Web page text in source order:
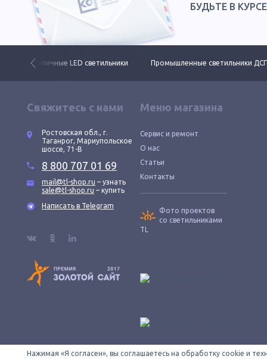
БУДЬТЕ В
Уличные LED светильники Промышленные светильники
Свяжитесь с нами
Ростовская обл., г.
Таганрог, Мариупольское
шоссе, 71-В
8 800 707 01 69
mail@tl-shop.ru – узнать
sale@tl-shop.ru – купить
Написать в Telegram
Меню магазина
Сервис и ремонт
О нас
Статьи
Контакты
Фото проектов
со светильниками
TL
Нажимая «Я согласен», вы соглашаетесь на обработку cookie и